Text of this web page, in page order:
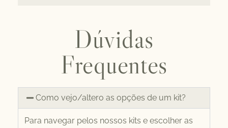
Dúvidas
Frequentes
Como vejo/altero as opções de um kit?
Para navegar pelos nossos kits e escolher as